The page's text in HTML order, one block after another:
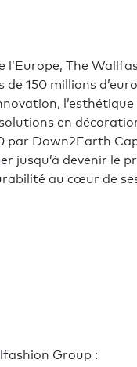
The
150 millions
l’esthétique
en
par Down2Earth
jusqu’à devenir le
au cœur de
Group :